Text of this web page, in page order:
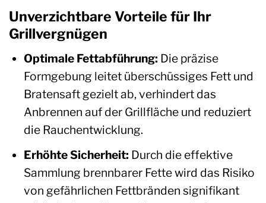
Unverzichtbare Vorteile für Ihr
Grillvergnügen
Optimale Fettabführung: Die präzise
Formgebung leitet überschüssiges Fett und
Bratensaft gezielt ab, verhindert das
Anbrennen auf der Grillfläche und reduziert
die Rauchentwicklung.
Erhöhte Sicherheit: Durch die effektive
Sammlung brennbarer Fette wird das Risiko
von gefährlichen Fettbränden signifikant